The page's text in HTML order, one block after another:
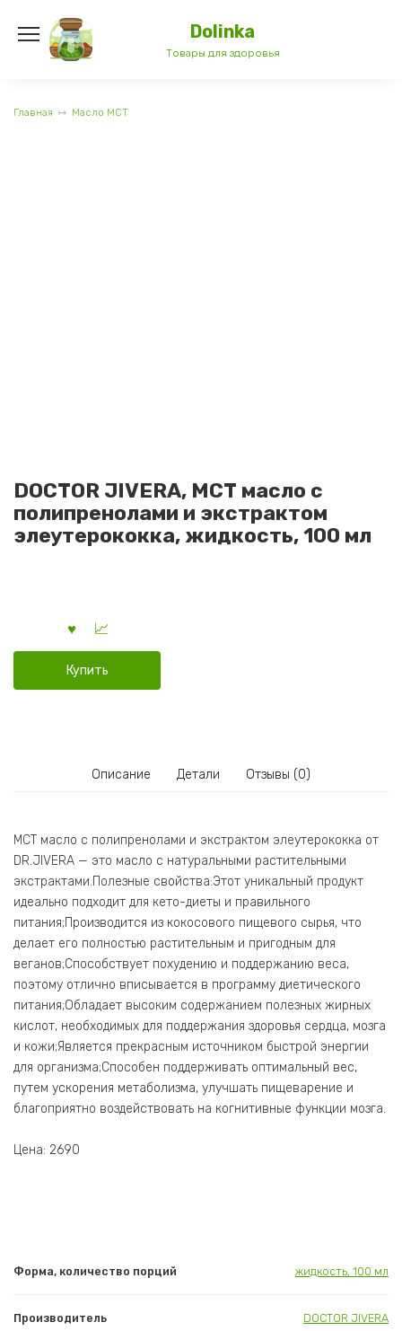
содержанию
Dolinka
Товары для здоровья
Главная Масло МСТ
DOCTOR JIVERA, МСТ масло с
полипренолами и экстрактом
элеутерококка, жидкость, 100 мл
Купить
Описание Детали Отзывы (0)
МСТ масло с полипренолами и экстрактом элеутерококка от
DR.JIVERA — это масло с натуральными растительными
экстрактами.Полезные свойства:Этот уникальный продукт
идеально подходит для кето-диеты и правильного
питания;Производится из кокосового пищевого сырья, что
делает его полностью растительным и пригодным для
веганов;Способствует похудению и поддержанию веса,
поэтому отлично вписывается в программу диетического
питания;Обладает высоким содержанием полезных жирных
кислот, необходимых для поддержания здоровья сердца, мозга
и кожи;Является прекрасным источником быстрой энергии
для организма;Способен поддерживать оптимальный вес,
путем ускорения метаболизма, улучшать пищеварение и
благоприятно воздействовать на когнитивные функции мозга.
Цена: 2690
Форма, количество порций жидкость, 100 мл
Производитель DOCTOR JIVERA